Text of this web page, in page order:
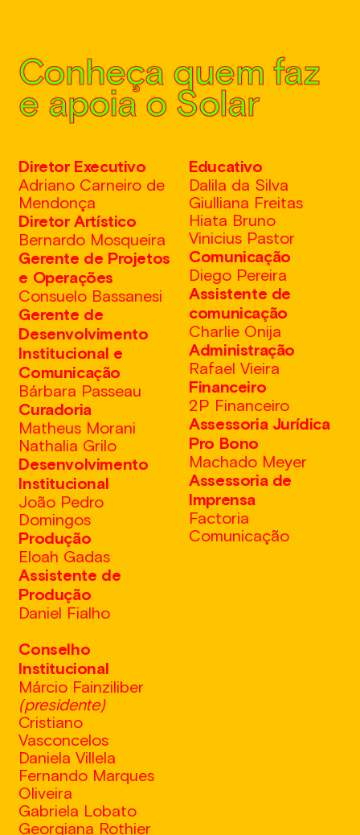
Conheça quem faz
e apoia o Solar
Diretor Executivo
Adriano Carneiro de
Mendonça
Diretor Artístico
Bernardo Mosqueira
Gerente de Projetos
e Operações
Consuelo Bassanesi
Gerente de
Desenvolvimento
Institucional e
Comunicação
Bárbara Passeau
Curadoria
Matheus Morani
Nathalia Grilo
Desenvolvimento
Institucional
João Pedro
Domingos
Produção
Eloah Gadas
Assistente de
Produção
Daniel Fialho
Educativo
Dalila da Silva
Giulliana Freitas
Hiata Bruno
Vinicius Pastor
Comunicação
Diego Pereira
Assistente de
comunicação
Charlie Onija
Administração
Rafael Vieira
Financeiro
2P Financeiro
Assessoria Jurídica
Pro Bono
Machado Meyer
Assessoria de
Imprensa
Factoria
Comunicação
Conselho
Institucional
Márcio Fainziliber
(presidente)
Cristiano
Vasconcelos
Daniela Villela
Fernando Marques
Oliveira
Gabriela Lobato
Georgiana Rothier